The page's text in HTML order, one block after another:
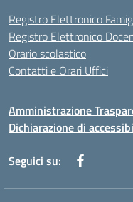
Registro Elettronico
Registro Elettronico
Orario scolastico
Contatti e Orari Uffici
Amministrazione
Dichiarazione di
Seguici su: